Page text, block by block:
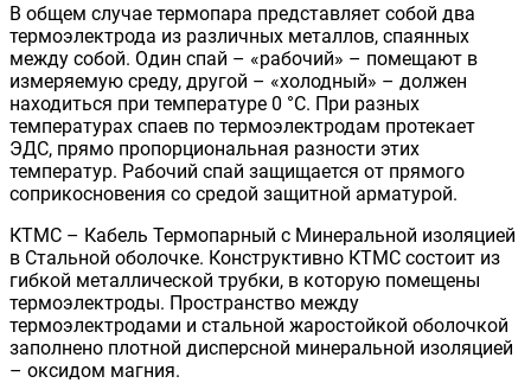
В общем случае термопара представляет собой два
термоэлектрода из различных металлов, спаянных
между собой. Один спай – «рабочий» – помещают в
измеряемую среду, другой – «холодный» – должен
находиться при температуре 0 °С. При разных
температурах спаев по термоэлектродам протекает
ЭДС, прямо пропорциональная разности этих
температур. Рабочий спай защищается от прямого
соприкосновения со средой защитной арматурой.
КТМС – Кабель Термопарный с Минеральной изоляцией
в Стальной оболочке. Конструктивно КТМС состоит из
гибкой металлической трубки, в которую помещены
термоэлектроды. Пространство между
термоэлектродами и стальной жаростойкой оболочкой
заполнено плотной дисперсной минеральной изоляцией
– оксидом магния.